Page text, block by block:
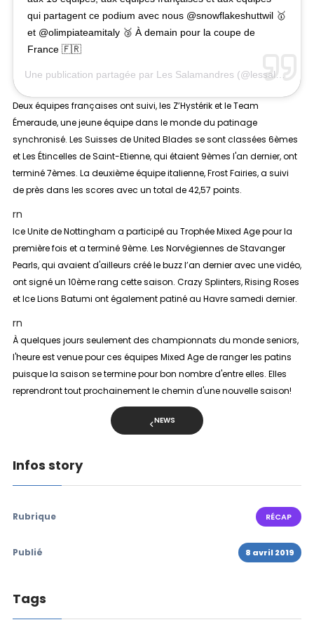
qui partagent ce podium avec nous @snowflakeshuttwil 🥇
et @olimpiateamitaly 🥉 À demain pour la coupe de
France 🇫🇷
Une publication partagée par Les Salamandres (@lessalamandres) le
Deux équipes françaises ont suivi, les Z’Hystériket leTeam
Émeraude, une jeune équipe dans le monde du patinage
synchronisé. Les Suisses deUnited Blades se sont classées 6èmes
etLes Étincelles de Saint-Etienne, qui étaient 9èmes l'an dernier, ont
terminé 7èmes. La deuxième équipe italienne, Frost Fairies, a suivi
de près dans les scores avec un total de 42,57 points.
rn
Ice Unitede Nottingham a participé au Trophée Mixed Age pour la
première fois et a terminé 9ème. Les Norvégiennes deStavanger
Pearls, qui avaient d'ailleurs créé le buzz l’an dernier avec une vidéo,
ont signé un 10ème rang cette saison. Crazy Splinters,Rising Roses
etIce Lions Batumi ont également patiné au Havre samedi dernier.
rn
À quelques jours seulement des championnats du monde seniors,
l'heure est venue pour ces équipes Mixed Age de ranger les patins
puisque la saison se termine pour bon nombre d'entre elles. Elles
reprendront tout prochainement le chemin d'une nouvelle saison!
NEWS
Infos story
Rubrique RÉCAP
Publié 8 avril 2019
Tags